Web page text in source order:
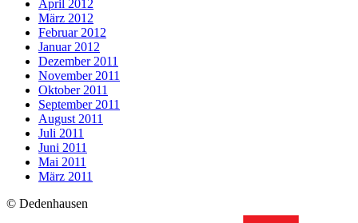
April 2012
März 2012
Februar 2012
Januar 2012
Dezember 2011
November 2011
Oktober 2011
September 2011
August 2011
Juli 2011
Juni 2011
Mai 2011
März 2011
© Dedenhausen